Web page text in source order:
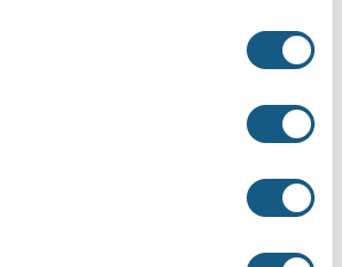
în pachetele standard. De
pot fi modificate de către